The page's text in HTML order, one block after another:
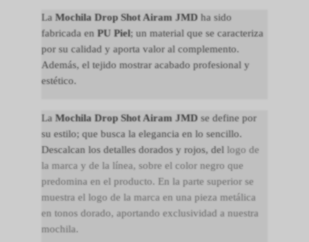
La Mochila Drop Shot Airam JMDha sido
fabricada en PU Piel; un material que se caracteriza
por su calidad y aporta valor al complemento.
Además, el tejido mostrar acabado profesional y
estético.
La Mochila Drop Shot Airam JMDse define por
su estilo; que busca la elegancia en lo sencillo.
Descalcan los detalles dorados y rojos, del logo de
la marca y de la línea, sobre el color negro que
predomina en el producto. En la parte superior se
muestra el logo de la marca en una pieza metálica
en tonos dorado, aportando exclusividad a nuestra
mochila.